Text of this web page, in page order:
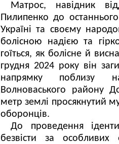
Матрос, навідник
Пилипенко до
Україні та своєму
болісною надією та
гоїться, як болісне й
грудня 2024 року він
напрямку поблизу
Волноваського району
метр землі просякнутий
оборонців.
До проведення
безвісти за особливих